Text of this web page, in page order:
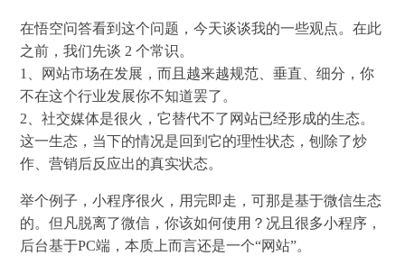
在悟空问答看到这个问题，今天谈谈我的一些观点。在此
之前，我们先谈 2 个常识。
1、网站市场在发展，而且越来越规范、垂直、细分，你
不在这个行业发展你不知道罢了。
2、社交媒体是很火，它替代不了网站已经形成的生态。
这一生态，当下的情况是回到它的理性状态，刨除了炒
作、营销后反应出的真实状态。
举个例子，小程序很火，用完即走，可那是基于微信生态
的。但凡脱离了微信，你该如何使用？况且很多小程序，
后台基于PC端，本质上而言还是一个“网站”。